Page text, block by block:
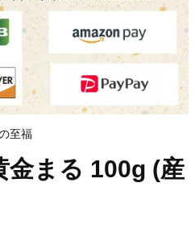
至福
金まる 100g (産